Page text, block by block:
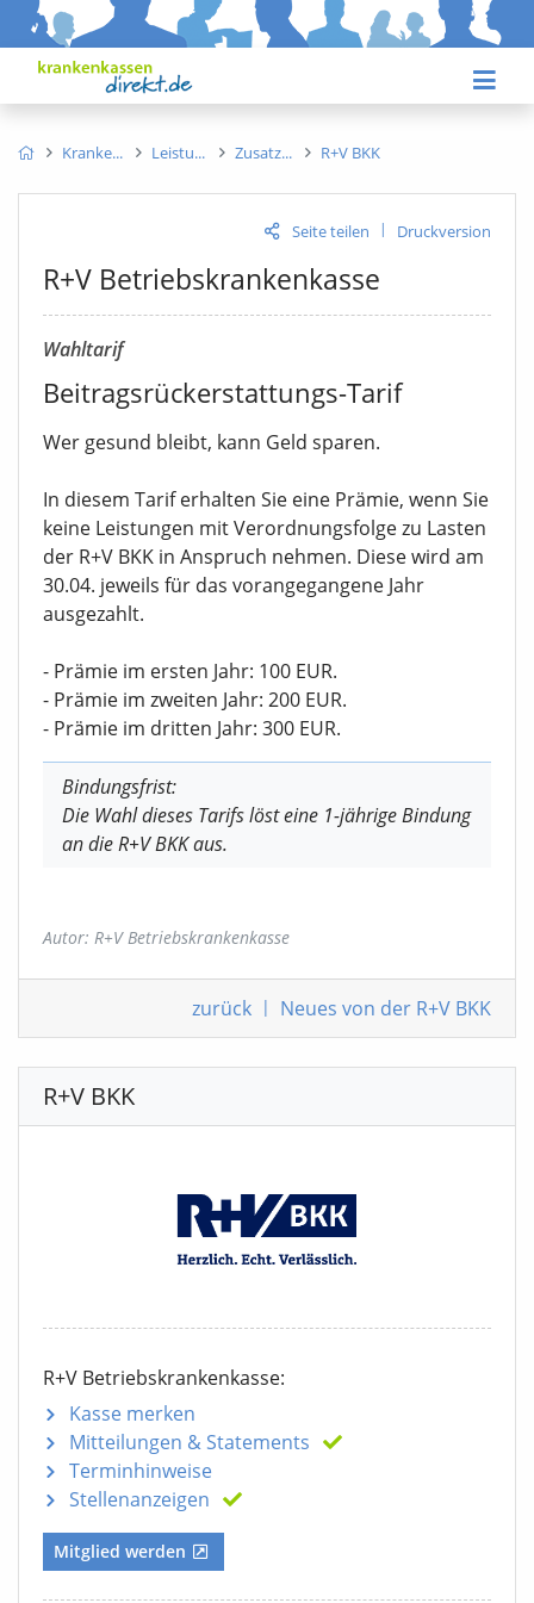
Kranke Leistu Zusatz R+V BKK
Seite teilen | Druckversion
R+V Betriebskrankenkasse
Wahltarif
Beitragsrückerstattungs-Tarif
Wer gesund bleibt, kann Geld sparen.
In diesem Tarif erhalten Sie eine Prämie, wenn Sie
keine Leistungen mit Verordnungsfolge zu Lasten
der R+V BKK in Anspruch nehmen. Diese wird am
30.04. jeweils für das vorangegangene Jahr
ausgezahlt.
- Prämie im ersten Jahr: 100 EUR.
- Prämie im zweiten Jahr: 200 EUR.
- Prämie im dritten Jahr: 300 EUR.
Bindungsfrist:
Die Wahl dieses Tarifs löst eine 1-jährige Bindung
an die R+V BKK aus.
Autor: R+V Betriebskrankenkasse
zurück | Neues von der R+V BKK
R+V BKK
R+V Betriebskrankenkasse:
Kasse merken
Mitteilungen & Statements
Terminhinweise
Stellenanzeigen
Mitglied werden